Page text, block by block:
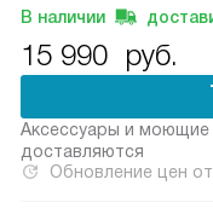
В наличии
15 990 руб.
Аксессуары и
доставляются
Обновление цен от